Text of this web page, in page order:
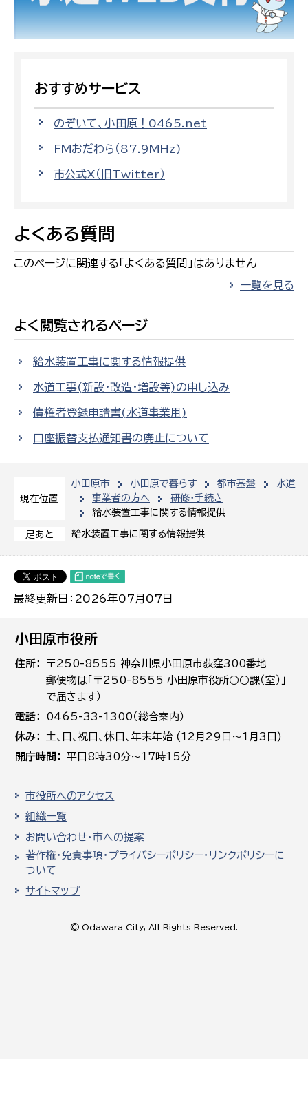
現在位置
小田原市 小田原で暮らす 都市基盤
水道
事業者の方へ
研修・手続き
給水装置工事に関する情報提供
足あと 給水装置工事に関する情報提供
最終更新日：2026年07月07日
おすすめサービス
のぞいて、小田原！0465.net
FMおだわら（87.9MHz)
市公式X（旧Twitter）
よくある質問
このページに関連する「よくある質問」はありません
一覧を見る
よく閲覧されるページ
給水装置工事に関する情報提供
水道工事(新設・改造・増設等)の申し込み
債権者登録申請書(水道事業用)
口座振替支払通知書の廃止について
小田原市役所
住所
〒250-8555 神奈川県小田原市荻窪300番地
郵便物は「〒250-8555 小田原市役所○○課（室）」
で届きます）
電話
0465-33-1300（総合案内）
休み
土､日､祝日、休日、年末年始 (12月29日～1月3日)
開庁時間
平日8時30分～17時15分
市役所へのアクセス
組織一覧
お問い合わせ・市への提案
著作権・免責事項・プライバシーポリシー・リンクポリシーに
ついて
サイトマップ
© Odawara City, All Rights Reserved.